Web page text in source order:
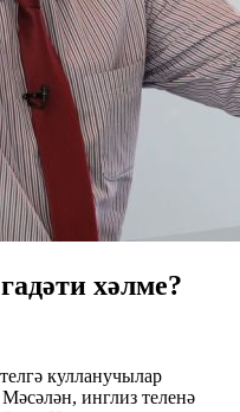
хәлме?
кулланучылар
инглиз теленә